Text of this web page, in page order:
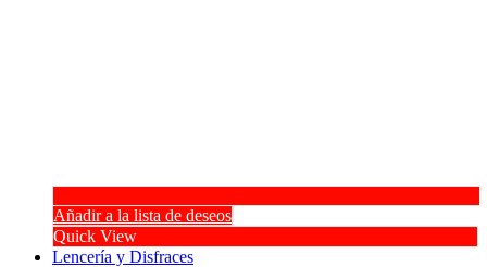
Añadir a la lista de deseos
Quick View
Lencería y Disfraces